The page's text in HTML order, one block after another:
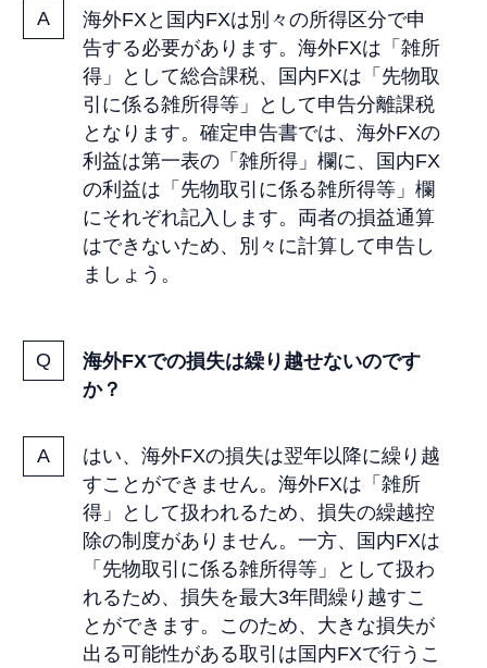
海外FXと国内FXは別々の所得区分で申
告する必要があります。海外FXは「雑所
得」として総合課税、国内FXは「先物取
引に係る雑所得等」として申告分離課税
となります。確定申告書では、海外FXの
利益は第一表の「雑所得」欄に、国内FX
の利益は「先物取引に係る雑所得等」欄
にそれぞれ記入します。両者の損益通算
はできないため、別々に計算して申告し
ましょう。
海外FXでの損失は繰り越せないのです
か？
はい、海外FXの損失は翌年以降に繰り越
すことができません。海外FXは「雑所
得」として扱われるため、損失の繰越控
除の制度がありません。一方、国内FXは
「先物取引に係る雑所得等」として扱わ
れるため、損失を最大3年間繰り越すこ
とができます。このため、大きな損失が
出る可能性がある取引は国内FXで行うこ